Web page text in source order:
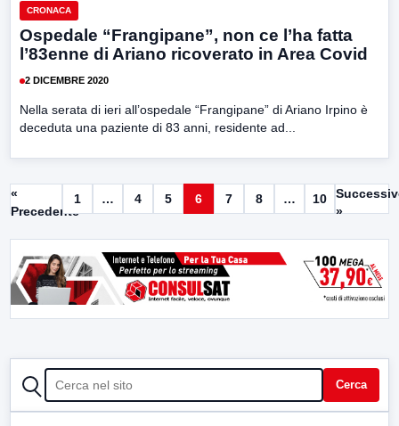
CRONACA
Ospedale “Frangipane”, non ce l’ha fatta
l’83enne di Ariano ricoverato in Area Covid
2 DICEMBRE 2020
Nella serata di ieri all’ospedale “Frangipane” di Ariano Irpino è
deceduta una paziente di 83 anni, residente ad...
«
Precedente
1 … 4 5 6 7 8 … 10
»
CERCA Cerca